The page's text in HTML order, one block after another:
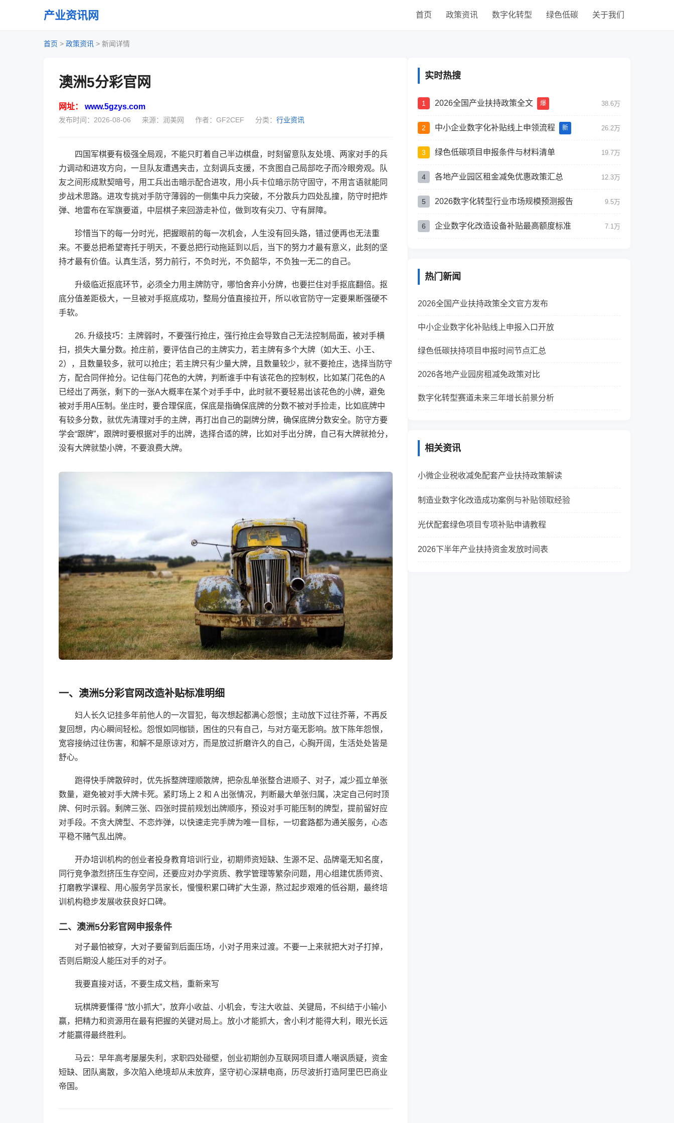
产业资讯网 首页 政策资讯 数字化转型 绿色低碳 关于我们
首页 > 政策资讯 > 新闻详情
澳洲5分彩官网
网址： www.5gzys.com
发布时间：2026-08-06 来源：润美网 作者：GF2CEF 分类： 行业资讯
四国军棋要有极强全局观，不能只盯着自己半边棋盘，时刻留意队友处境、两家对手的兵
力调动和进攻方向，一旦队友遭遇夹击，立刻调兵支援，不贪图自己局部吃子而冷眼旁观。队
友之间形成默契暗号，用工兵出击暗示配合进攻，用小兵卡位暗示防守固守，不用言语就能同
步战术思路。进攻专挑对手防守薄弱的一侧集中兵力突破，不分散兵力四处乱撞，防守时把炸
弹、地雷布在军旗要道，中层棋子来回游走补位，做到攻有尖刀、守有屏障。
珍惜当下的每一分时光，把握眼前的每一次机会，人生没有回头路，错过便再也无法重
来。不要总把希望寄托于明天，不要总把行动拖延到以后，当下的努力才最有意义，此刻的坚
持才最有价值。认真生活，努力前行，不负时光，不负韶华，不负独一无二的自己。
升级临近抠底环节，必须全力用主牌防守，哪怕舍弃小分牌，也要拦住对手抠底翻倍。抠
底分值差距极大，一旦被对手抠底成功，整局分值直接拉开，所以收官防守一定要果断强硬不
手软。
26. 升级技巧：主牌弱时，不要强行抢庄，强行抢庄会导致自己无法控制局面，被对手横
扫，损失大量分数。抢庄前，要评估自己的主牌实力，若主牌有多个大牌（如大王、小王、
2），且数量较多，就可以抢庄；若主牌只有少量大牌，且数量较少，就不要抢庄，选择当防守
方，配合同伴抢分。记住每门花色的大牌，判断谁手中有该花色的控制权，比如某门花色的A
已经出了两张，剩下的一张A大概率在某个对手手中，此时就不要轻易出该花色的小牌，避免
被对手用A压制。坐庄时，要合理保底，保底是指确保底牌的分数不被对手捡走，比如底牌中
有较多分数，就优先清理对手的主牌，再打出自己的副牌分牌，确保底牌分数安全。防守方要
学会“跟牌”，跟牌时要根据对手的出牌，选择合适的牌，比如对手出分牌，自己有大牌就抢分，
没有大牌就垫小牌，不要浪费大牌。
一、澳洲5分彩官网改造补贴标准明细
妇人长久记挂多年前他人的一次冒犯，每次想起都满心怨恨；主动放下过往芥蒂，不再反
复回想，内心瞬间轻松。怨恨如同枷锁，困住的只有自己，与对方毫无影响。放下陈年怨恨，
宽容接纳过往伤害，和解不是原谅对方，而是放过折磨许久的自己，心胸开阔，生活处处皆是
舒心。
跑得快手牌散碎时，优先拆整牌理顺散牌，把杂乱单张整合进顺子、对子，减少孤立单张
数量，避免被对手大牌卡死。紧盯场上 2 和 A 出张情况，判断最大单张归属，决定自己何时顶
牌、何时示弱。剩牌三张、四张时提前规划出牌顺序，预设对手可能压制的牌型，提前留好应
对手段。不贪大牌型、不恋炸弹，以快速走完手牌为唯一目标，一切套路都为通关服务，心态
平稳不赌气乱出牌。
开办培训机构的创业者投身教育培训行业，初期师资短缺、生源不足、品牌毫无知名度，
同行竞争激烈挤压生存空间，还要应对办学资质、教学管理等繁杂问题，用心组建优质师资、
打磨教学课程、用心服务学员家长，慢慢积累口碑扩大生源，熬过起步艰难的低谷期，最终培
训机构稳步发展收获良好口碑。
二、澳洲5分彩官网申报条件
对子最怕被穿，大对子要留到后面压场，小对子用来过渡。不要一上来就把大对子打掉，
否则后期没人能压对手的对子。
我要直接对话，不要生成文档，重新来写
玩棋牌要懂得 “放小抓大”，放弃小收益、小机会，专注大收益、关键局，不纠结于小输小
赢，把精力和资源用在最有把握的关键对局上。放小才能抓大，舍小利才能得大利，眼光长远
才能赢得最终胜利。
马云：早年高考屡屡失利，求职四处碰壁，创业初期创办互联网项目遭人嘲讽质疑，资金
短缺、团队离散，多次陷入绝境却从未放弃，坚守初心深耕电商，历尽波折打造阿里巴巴商业
帝国。
实时热搜
1 2026全国产业扶持政策全文 爆 38.6万
2 中小企业数字化补贴线上申领流程 新 26.2万
3 绿色低碳项目申报条件与材料清单 19.7万
4 各地产业园区租金减免优惠政策汇总 12.3万
5 2026数字化转型行业市场规模预测报告 9.5万
6 企业数字化改造设备补贴最高额度标准 7.1万
热门新闻
2026全国产业扶持政策全文官方发布
中小企业数字化补贴线上申报入口开放
绿色低碳扶持项目申报时间节点汇总
2026各地产业园房租减免政策对比
数字化转型赛道未来三年增长前景分析
相关资讯
小微企业税收减免配套产业扶持政策解读
制造业数字化改造成功案例与补贴领取经验
光伏配套绿色项目专项补贴申请教程
2026下半年产业扶持资金发放时间表